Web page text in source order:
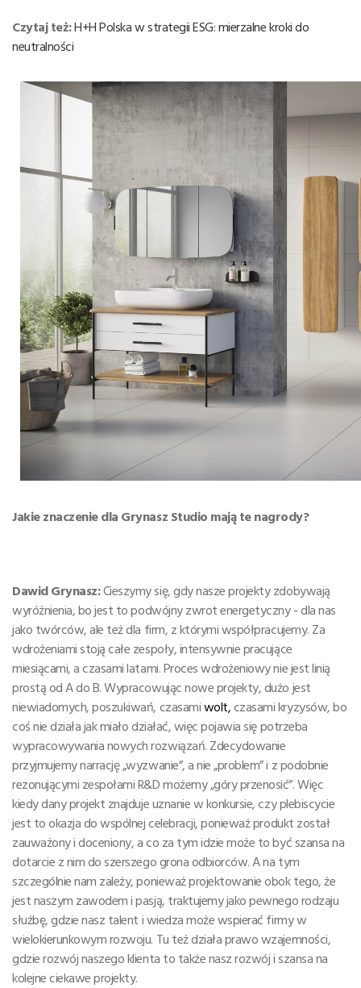
Czytaj też:H+H Polska w strategii ESG: mierzalne kroki do
neutralności
Jakie znaczenie dla Grynasz Studio mają te nagrody?
Dawid Grynasz:Cieszymy się, gdy nasze projekty zdobywają
wyróżnienia, bo jest to podwójny zwrot energetyczny - dla nas
jako twórców, ale też dla firm, z którymi współpracujemy. Za
wdrożeniami stoją całe zespoły, intensywnie pracujące
miesiącami, a czasami latami. Proces wdrożeniowy nie jest linią
prostą od A do B. Wypracowując nowe projekty, dużo jest
niewiadomych, poszukiwań, czasamiwolt,czasami kryzysów, bo
coś nie działa jak miało działać, więc pojawia się potrzeba
wypracowywania nowych rozwiązań. Zdecydowanie
przyjmujemy narrację „wyzwanie”, a nie „problem” i z podobnie
rezonującymi zespołami R&D możemy „góry przenosić”. Więc
kiedy dany projekt znajduje uznanie w konkursie, czy plebiscycie
jest to okazja do wspólnej celebracji, ponieważ produkt został
zauważony i doceniony, a co za tym idzie może to być szansa na
dotarcie z nim do szerszego grona odbiorców. A na tym
szczególnie nam zależy, ponieważ projektowanie obok tego, że
jest naszym zawodem i pasją, traktujemy jako pewnego rodzaju
służbę, gdzie nasz talent i wiedza może wspierać firmy w
wielokierunkowym rozwoju. Tu też działa prawo wzajemności,
gdzie rozwój naszego klienta to także nasz rozwój i szansa na
kolejne ciekawe projekty.